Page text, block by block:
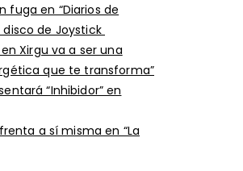
fuga en “Diarios de
disco de Joystick
en Xirgu va a ser una
que te transforma”
“Inhibidor” en
a sí misma en “La